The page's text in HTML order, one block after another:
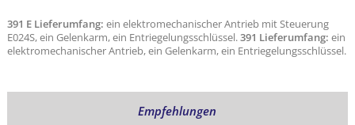
391 E Lieferumfang: ein elektromechanischer Antrieb mit Steuerung
E024S, ein Gelenkarm, ein Entriegelungsschlüssel.391 Lieferumfang: ein
elektromechanischer Antrieb, ein Gelenkarm, ein Entriegelungsschlüssel.
Empfehlungen